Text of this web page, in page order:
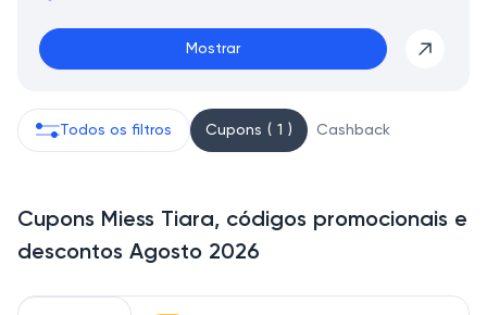
Mostrar
Todos os filtros Cupons ( 1 ) Cashback
Cupons Miess Tiara, códigos promocionais e
descontos Agosto 2026